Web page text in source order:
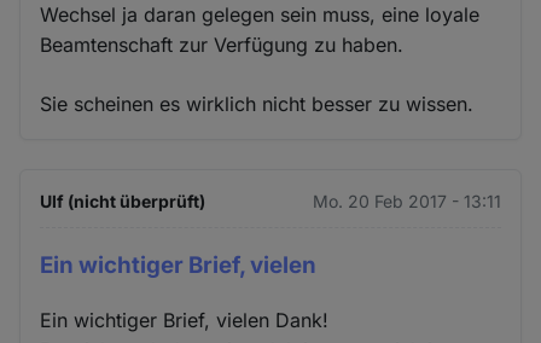
Wechsel ja daran gelegen sein muss, eine loyale
Beamtenschaft zur Verfügung zu haben.
Sie scheinen es wirklich nicht besser zu wissen.
Ulf (nicht überprüft) Mo. 20 Feb 2017 - 13:11
Ein wichtiger Brief, vielen
Ein wichtiger Brief, vielen Dank!